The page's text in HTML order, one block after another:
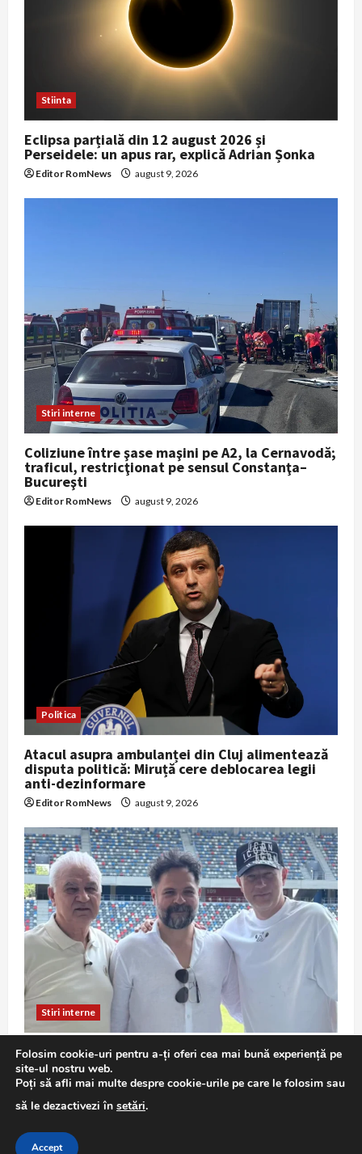
Stiinta
Eclipsa parțială din 12 august 2026 și
Perseidele: un apus rar, explică Adrian Șonka
Editor RomNews august 9, 2026
Stiri interne
Coliziune între şase maşini pe A2, la Cernavodă;
traficul, restricţionat pe sensul Constanţa–
Bucureşti
Editor RomNews august 9, 2026
Politica
Atacul asupra ambulanței din Cluj alimentează
disputa politică: Miruță cere deblocarea legii
anti-dezinformare
Editor RomNews august 9, 2026
Stiri interne
Remus Achim filmează documentarul despre
Anghel și Edi Iordănescu: tată și fiu în centrul
atenției
Editor RomNews august 9, 2026
Folosim cookie-uri pentru a-ți oferi cea mai bună experiență pe
site-ul nostru web.
Poți să afli mai multe despre cookie-urile pe care le folosim sau
să le dezactivezi în setări.
Accept